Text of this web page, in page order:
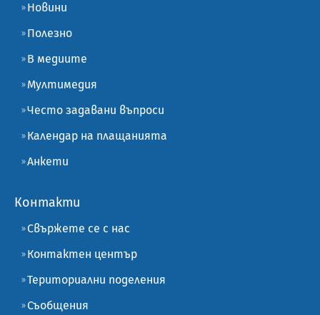
Новини
Полезно
В медиите
Мултимедия
Често задавани въпроси
Календар на плащанията
Анкети
Контакти
Свържете се с нас
Контактен център
Териториални поделения
Съобщения